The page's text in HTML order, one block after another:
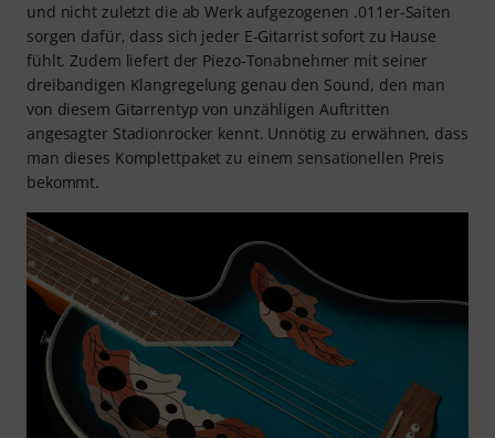
und nicht zuletzt die ab Werk aufgezogenen .011er-Saiten
sorgen dafür, dass sich jeder E-Gitarrist sofort zu Hause
fühlt. Zudem liefert der Piezo-Tonabnehmer mit seiner
dreibandigen Klangregelung genau den Sound, den man
von diesem Gitarrentyp von unzähligen Auftritten
angesagter Stadionrocker kennt. Unnötig zu erwähnen, dass
man dieses Komplettpaket zu einem sensationellen Preis
bekommt.